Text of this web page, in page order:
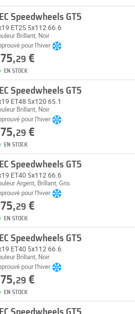
Speedwheels GT5
ET25 5x112 66.6
Brillant, Noir
pour l'hiver
29 €
EN STOCK
Speedwheels GT5
ET48 5x120 65.1
Brillant, Noir
pour l'hiver
29 €
EN STOCK
Speedwheels GT5
ET40 5x112 66.6
Argent, Brillant, Gris
pour l'hiver
29 €
EN STOCK
Speedwheels GT5
ET40 5x112 66.6
Brillant, Noir
pour l'hiver
29 €
EN STOCK
Speedwheels GT5